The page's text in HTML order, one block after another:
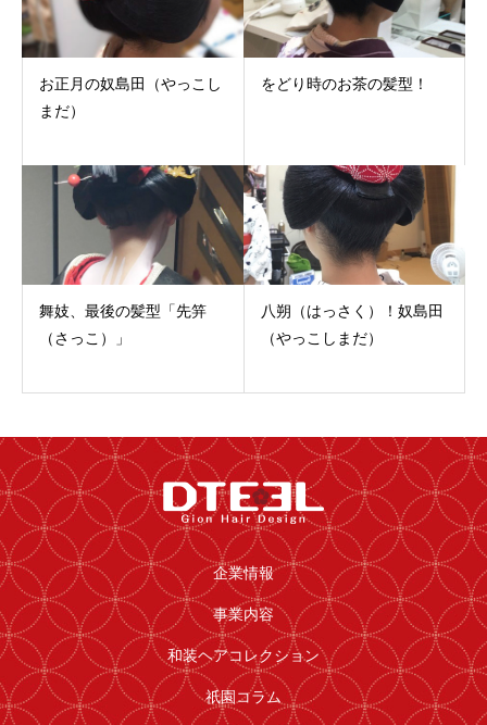
お正月の奴島田（やっこし
まだ）
をどり時のお茶の髪型！
舞妓、最後の髪型「先笄
（さっこ）」
八朔（はっさく）！奴島田
（やっこしまだ）
企業情報
事業内容
和装ヘアコレクション
祇園コラム